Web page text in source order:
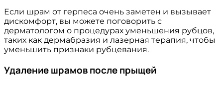
Если шрам от герпеса очень заметен и вызывает
дискомфорт, вы можете поговорить с
дерматологом о процедурах уменьшения рубцов,
таких как дермабразия и лазерная терапия, чтобы
уменьшить признаки рубцевания.
Удаление шрамов после прыщей